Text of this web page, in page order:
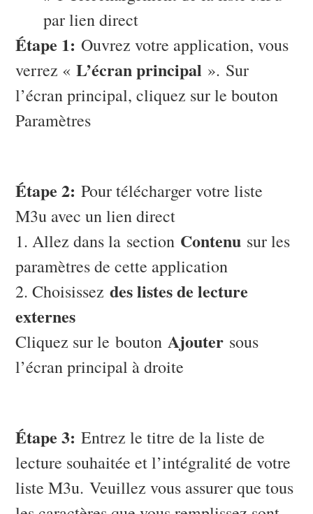
par lien direct
Étape 1: Ouvrez votre application, vous
verrez «L’écran principal ». Sur
l’écran principal, cliquez sur le bouton
Paramètres
Étape 2: Pour télécharger votre liste
M3u avec un lien direct
1. Allez dans la section Contenu sur les
paramètres de cette application
2. Choisissezdes listes de lecture
externes
Cliquez sur le boutonAjouter sous
l’écran principal à droite
Étape 3: Entrez le titre de la liste de
lecture souhaitée et l’intégralité de votre
liste M3u. Veuillez vous assurer que tous